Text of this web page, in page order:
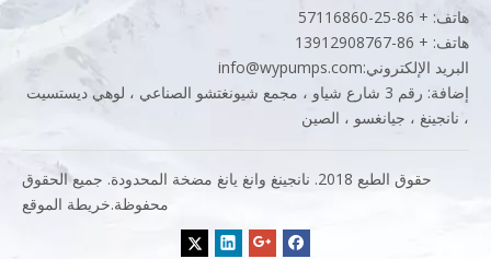
هاتف: + 86-25-57116860
هاتف: + 86-13912908767
البريد الإلكتروني:info@wypumps.com
إضافة: رقم 3 شارع شياو ، مجمع شيونغتشو الصناعي ، لوهي ديستسيت
، نانجينغ ، جيانغسو ، الصين
حقوق الطبع 2018. نانجينغ وانغ يانغ مضخة المحدودة. جميع الحقوق
محفوظة.خريطة الموقع